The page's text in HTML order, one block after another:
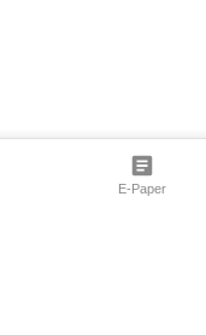
E-Paper